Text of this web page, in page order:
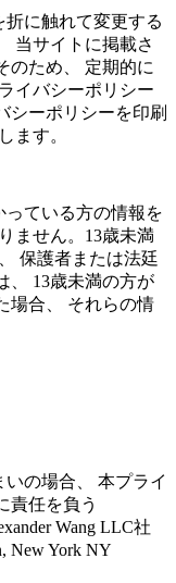
折に触れて変更する
当サイトに掲載さ
のため、 定期的に
イバシーポリシー
シーポリシーを印刷
ます。
っている方の情報を
ません。13歳未満
保護者または法廷
、 13歳未満の方が
場合、 それらの情
の場合、 本プライ
責任を負う
Wang LLC社
New York NY